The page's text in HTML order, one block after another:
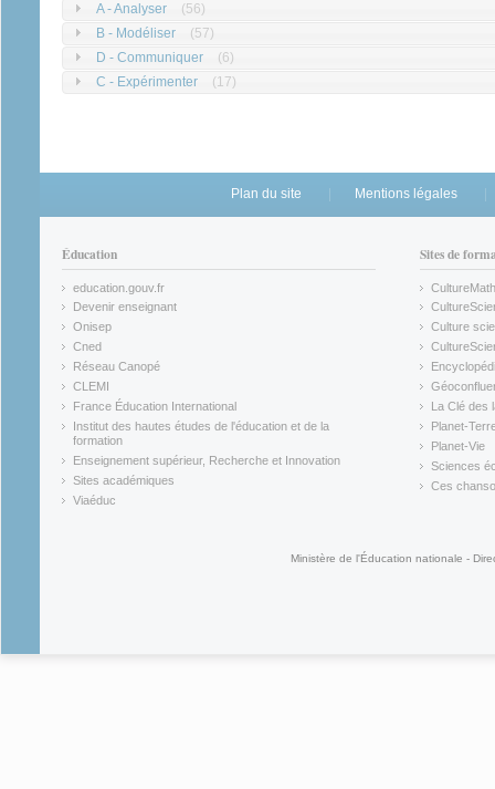
A - Analyser
(56)
B - Modéliser
(57)
D - Communiquer
(6)
C - Expérimenter
(17)
Plan du site Mentions légales
Éducation
education.gouv.fr
(link is external)
Devenir enseignant
(link is external)
Onisep
(link is external)
Cned
(link is external)
Réseau Canopé
(link is external)
CLEMI
(link is external)
France Éducation International
(link is external)
Institut des hautes études de l'éducation et de la
formation
(link is external)
Enseignement supérieur, Recherche et Innovation
(link is external)
Sites académiques
(link is external)
Viaéduc
Sites de
CultureMath
(link is
(link is
Culture
(link is
(link is
(link is
La Clé des
(link is
Planet-
(link is
Planet-Vie
(link is
Sciences
(link is
Ces
Ministère de l'Éducation nationale -